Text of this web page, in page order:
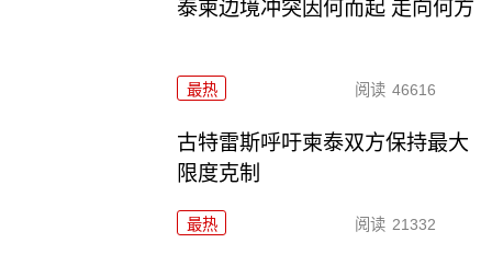
泰柬边境冲突因何而起 走向何方
最热 阅读 46616
古特雷斯呼吁柬泰双方保持最大
限度克制
最热 阅读 21332